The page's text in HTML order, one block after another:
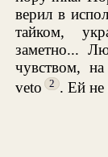
верил в
тайком,
заметно...
чувством,
veto
2 . Ей не